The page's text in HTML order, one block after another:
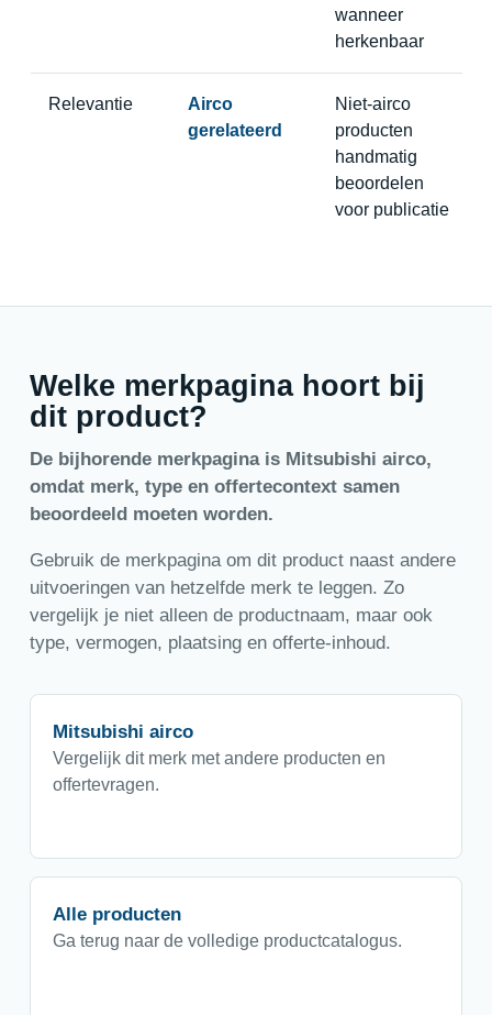
wanneer
herkenbaar
Relevantie
Airco
gerelateerd
Niet-airco
producten
handmatig
beoordelen
voor publicatie
Welke merkpagina hoort bij
dit product?
De bijhorende merkpagina is Mitsubishi airco,
omdat merk, type en offertecontext samen
beoordeeld moeten worden.
Gebruik de merkpagina om dit product naast andere
uitvoeringen van hetzelfde merk te leggen. Zo
vergelijk je niet alleen de productnaam, maar ook
type, vermogen, plaatsing en offerte-inhoud.
Mitsubishi airco
Vergelijk dit merk met andere producten en
offertevragen.
Alle producten
Ga terug naar de volledige productcatalogus.